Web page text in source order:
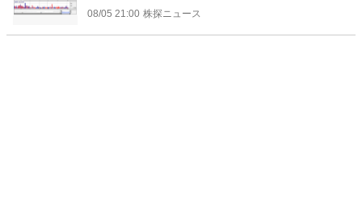
08/05 21:00 株探ニュース